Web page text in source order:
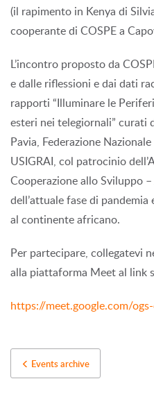
(il rapimento in Kenya di
cooperante di COSPE a
L’incontro proposto da
e dalle riflessioni e dai dati
rapporti “Illuminare le
esteri nei telegiornali” curati
Pavia, Federazione
USIGRAI, col patrocinio
Cooperazione allo Sviluppo
dell’attuale fase di
al continente africano.
Per partecipare, collegatevi
alla piattaforma Meet al link
https://meet.google.com/
Events archive